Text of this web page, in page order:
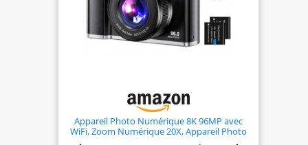
Appareil Photo Numérique 8K 96MP avec
WiFi, Zoom Numérique 20X, Appareil Photo
avec Autofocus et Stabilisation Anti-Shake,